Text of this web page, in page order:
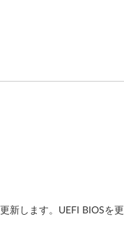
新します。UEFI BIOSを